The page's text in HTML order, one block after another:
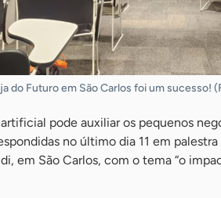
do Futuro em São Carlos foi um sucesso!
pode auxiliar os pequenos
no último dia 11 em
em São Carlos, com o tema “o